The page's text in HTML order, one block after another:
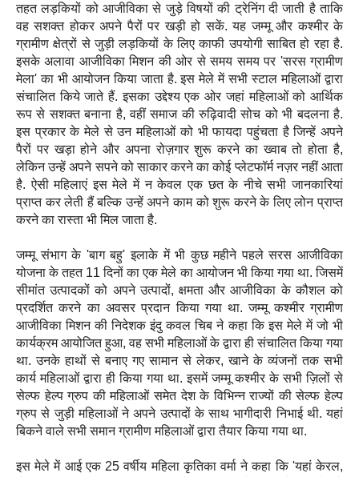
तहत लड़कियों को आजीविका से जुड़े विषयों की ट्रेनिंग दी जाती है ताकि
वह सशक्त होकर अपने पैरों पर खड़ी हो सकें. यह जम्मू और कश्मीर के
ग्रामीण क्षेत्रों से जुड़ी लड़कियों के लिए काफी उपयोगी साबित हो रहा है.
इसके अलावा आजीविका मिशन की ओर से समय समय पर 'सरस ग्रामीण
मेला' का भी आयोजन किया जाता है. इस मेले में सभी स्टाल महिलाओं द्वारा
संचालित किये जाते हैं. इसका उद्देश्य एक ओर जहां महिलाओं को आर्थिक
रूप से सशक्त बनाना है, वहीं समाज की रुढ़िवादी सोच को भी बदलना है.
इस प्रकार के मेले से उन महिलाओं को भी फायदा पहुंचता है जिन्हें अपने
पैरों पर खड़ा होने और अपना रोज़गार शुरू करने का ख्वाब तो होता है,
लेकिन उन्हें अपने सपने को साकार करने का कोई प्लेटफॉर्म नज़र नहीं आता
है. ऐसी महिलाएं इस मेले में न केवल एक छत के नीचे सभी जानकारियां
प्राप्त कर लेती हैं बल्कि उन्हें अपने काम को शुरू करने के लिए लोन प्राप्त
करने का रास्ता भी मिल जाता है.
जम्मू संभाग के 'बाग बहु' इलाके में भी कुछ महीने पहले सरस आजीविका
योजना के तहत 11 दिनों का एक मेले का आयोजन भी किया गया था. जिसमें
सीमांत उत्पादकों को अपने उत्पादों, क्षमता और आजीविका के कौशल को
प्रदर्शित करने का अवसर प्रदान किया गया था. जम्मू कश्मीर ग्रामीण
आजीविका मिशन की निदेशक इंदु कवल चिब ने कहा कि इस मेले में जो भी
कार्यक्रम आयोजित हुआ, वह सभी महिलाओं के द्वारा ही संचालित किया गया
था. उनके हाथों से बनाए गए सामान से लेकर, खाने के व्यंजनों तक सभी
कार्य महिलाओं द्वारा ही किया गया था. इसमें जम्मू कश्मीर के सभी ज़िलों से
सेल्फ हेल्प ग्रुप की महिलाओं समेत देश के विभिन्न राज्यों की सेल्फ हेल्प
ग्रुप से जुड़ी महिलाओं ने अपने उत्पादों के साथ भागीदारी निभाई थी. यहां
बिकने वाले सभी समान ग्रामीण महिलाओं द्वारा तैयार किया गया था.
इस मेले में आई एक 25 वर्षीय महिला कृतिका वर्मा ने कहा कि 'यहां केरल,